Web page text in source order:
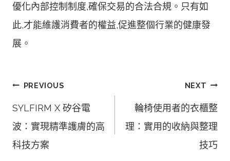
優化內部控制制度,確保交易的合法合規。只有如
此,才能維護消費者的權益,促進整個行業的健康發
展。
文
覽
PREVIOUS
SYLFIRM X 矽谷電
波：實現精準護膚的高
科技方案
NEXT
輪椅使用者的衣櫃整
理：實用的收納與整理
技巧